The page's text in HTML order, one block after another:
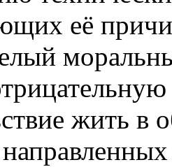
её
жить в